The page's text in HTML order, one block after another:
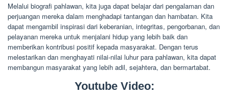
Melalui biografi pahlawan, kita juga dapat belajar dari pengalaman dan
perjuangan mereka dalam menghadapi tantangan dan hambatan. Kita
dapat mengambil inspirasi dari keberanian, integritas, pengorbanan, dan
pelayanan mereka untuk menjalani hidup yang lebih baik dan
memberikan kontribusi positif kepada masyarakat. Dengan terus
melestarikan dan menghayati nilai-nilai luhur para pahlawan, kita dapat
membangun masyarakat yang lebih adil, sejahtera, dan bermartabat.
Youtube Video: